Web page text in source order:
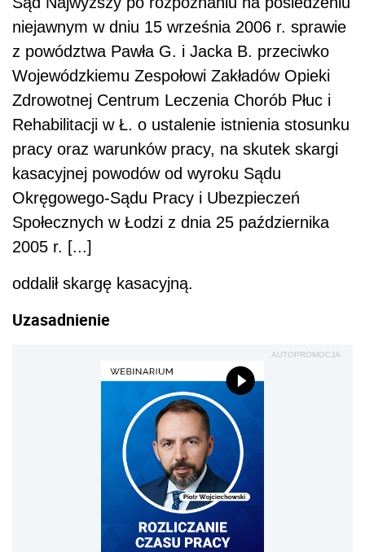
niejawnym w dniu 15 września 2006 r. sprawie
z powództwa Pawła G. i Jacka B. przeciwko
Wojewódzkiemu Zespołowi Zakładów Opieki
Zdrowotnej Centrum Leczenia Chorób Płuc i
Rehabilitacji w Ł. o ustalenie istnienia stosunku
pracy oraz warunków pracy, na skutek skargi
kasacyjnej powodów od wyroku Sądu
Okręgowego-Sądu Pracy i Ubezpieczeń
Społecznych w Łodzi z dnia 25 października
2005 r. [...]
oddalił skargę kasacyjną.
Uzasadnienie
AUTOPROMOCJA